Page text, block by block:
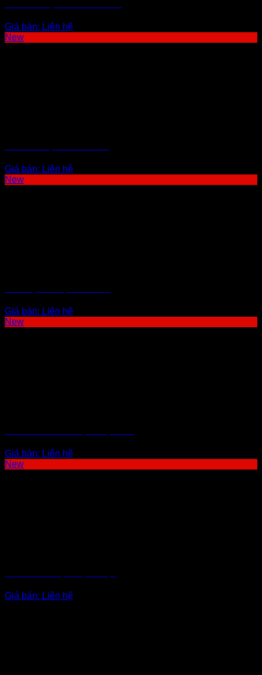
Giá bán: Liên hệ
New
Giá bán: Liên hệ
New
Giá bán: Liên hệ
New
Giá bán: Liên hệ
New
Giá bán: Liên hệ